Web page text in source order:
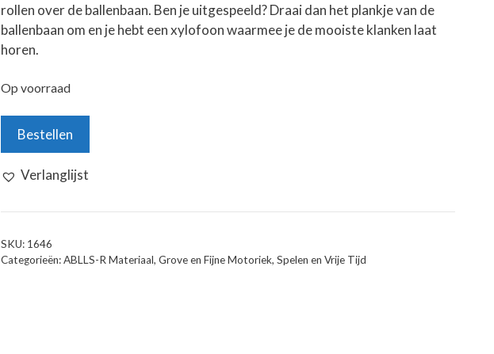
rollen over de ballenbaan. Ben je uitgespeeld? Draai dan het plankje van de
ballenbaan om en je hebt een xylofoon waarmee je de mooiste klanken laat
horen.
Op voorraad
Hamerbank
Met
aantal
Bestellen
Verlanglijst
SKU: 1646
Categorieën:ABLLS-R Materiaal, Grove en Fijne Motoriek, Spelen en Vrije Tijd